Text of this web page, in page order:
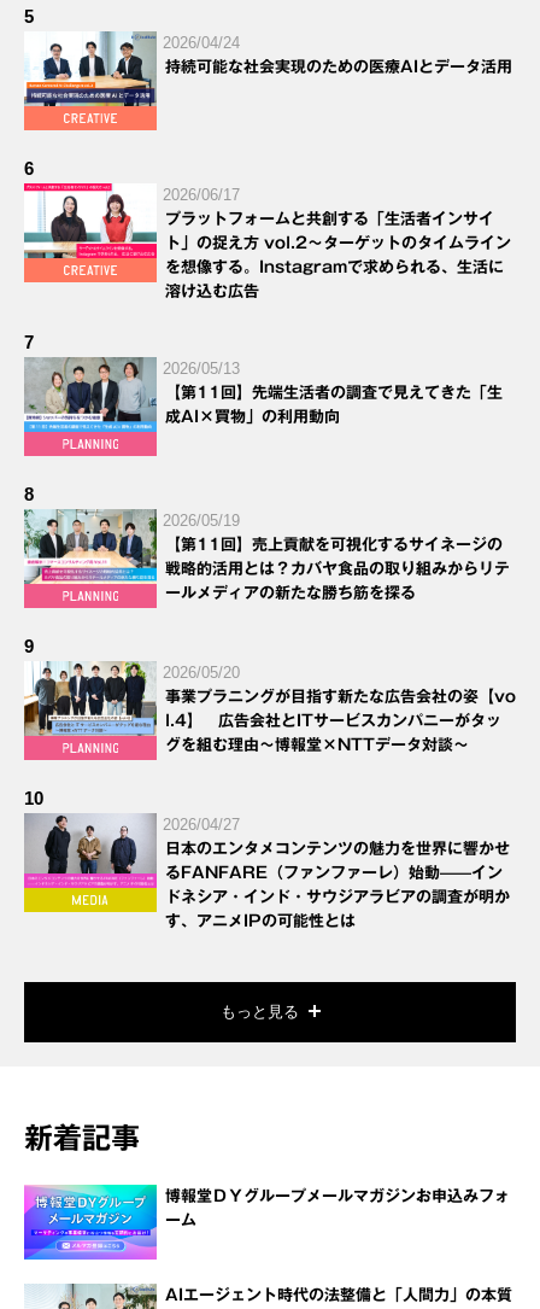
5
2026/04/24
持続可能な社会実現のための医療AIとデータ活用
6
2026/06/17
プラットフォームと共創する「生活者インサイ
ト」の捉え方 vol.2～ターゲットのタイムライン
を想像する。Instagramで求められる、生活に
溶け込む広告
7
2026/05/13
【第11回】先端生活者の調査で見えてきた「生
成AI×買物」の利用動向
8
2026/05/19
【第11回】売上貢献を可視化するサイネージの
戦略的活用とは？カバヤ食品の取り組みからリテ
ールメディアの新たな勝ち筋を探る
9
2026/05/20
事業プラニングが目指す新たな広告会社の姿【vo
l.4】 広告会社とITサービスカンパニーがタッ
グを組む理由～博報堂×NTTデータ対談～
10
2026/04/27
日本のエンタメコンテンツの魅力を世界に響かせ
るFANFARE（ファンファーレ）始動——イン
ドネシア・インド・サウジアラビアの調査が明か
す、アニメIPの可能性とは
もっと見る
新着記事
博報堂ＤＹグループメールマガジンお申込みフォ
ーム
AIエージェント時代の法整備と「人間力」の本質